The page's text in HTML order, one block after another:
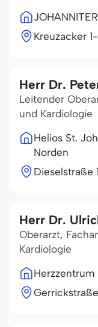
Kreuzacker
Herr Dr.
Leitender
und Kardiologie
Helios St.
Norden
Dieselstraße
Herr Dr.
Oberarzt,
Kardiologie
Herzzentrum
Gerrickstraße